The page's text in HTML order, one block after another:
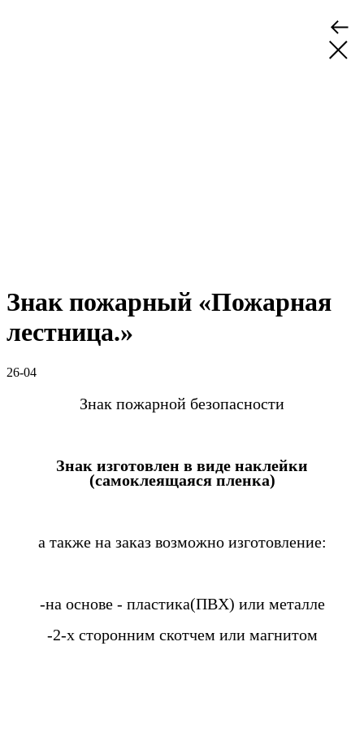
Знак пожарный «Пожарная
лестница.»
26-04
Знак пожарной безопасности
Знак изготовлен в виде наклейки
(самоклеящаяся пленка)
а также на заказ возможно изготовление:
-на основе - пластика(ПВХ) или металле
-2-х сторонним скотчем или магнитом